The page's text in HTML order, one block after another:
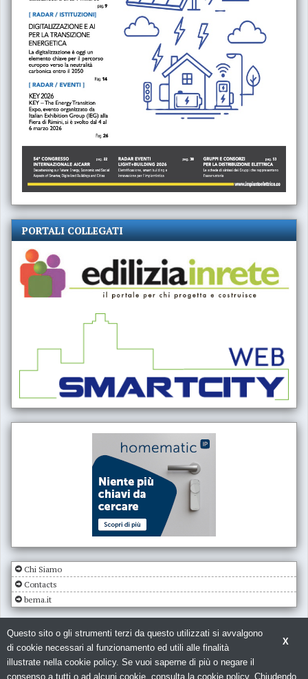
PORTALI COLLEGATI
Chi Siamo
Contacts
bema.it
X
Questo sito o gli strumenti terzi da questo utilizzati si avvalgono
di cookie necessari al funzionamento ed utili alle finalità
illustrate nella cookie policy. Se vuoi saperne di più o negare il
consenso a tutti o ad alcuni cookie, consulta la cookie policy. Chiudendo